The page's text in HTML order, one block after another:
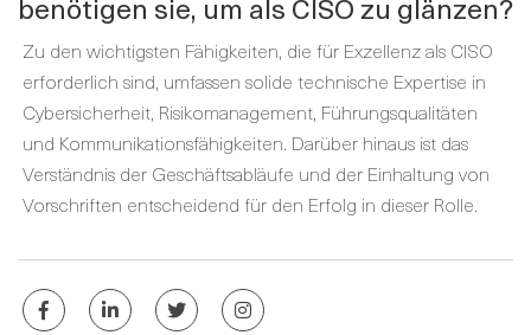
Zu den wichtigsten Fähigkeiten, die für Exzellenz als CISO
erforderlich sind, umfassen solide technische Expertise in
Cybersicherheit, Risikomanagement, Führungsqualitäten
und Kommunikationsfähigkeiten. Darüber hinaus ist das
Verständnis der Geschäftsabläufe und der Einhaltung von
Vorschriften entscheidend für den Erfolg in dieser Rolle.